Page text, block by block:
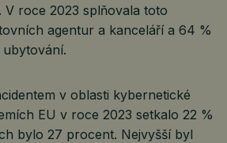
roce 2023 splňovala toto
agentur a kanceláří a 64 %
v oblasti kybernetické
EU v roce 2023 setkalo 22 %
bylo 27 procent. Nejvyšší byl